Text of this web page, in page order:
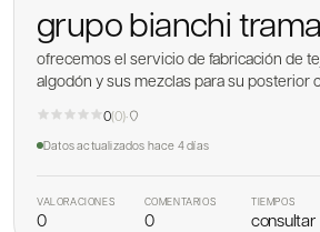
grupo bianchi
ofrecemos el servicio de fabricación de
algodón y sus mezclas para su posterior
0(0)·
Datos actualizados hace 4 días
VALORACIONES
0
COMENTARIOS
0
TIEMPOS
consultar